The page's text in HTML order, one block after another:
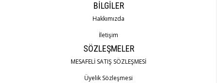
BILGILER
Hakkımızda
İletişim
SÖZLEŞMELER
MESAFELİ SATIŞ SÖZLEŞMESİ
Üyelik Sözleşmesi